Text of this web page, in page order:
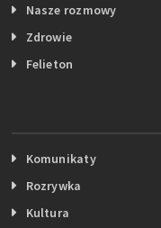
Nasze rozmowy
Zdrowie
Felieton
Komunikaty
Rozrywka
Kultura